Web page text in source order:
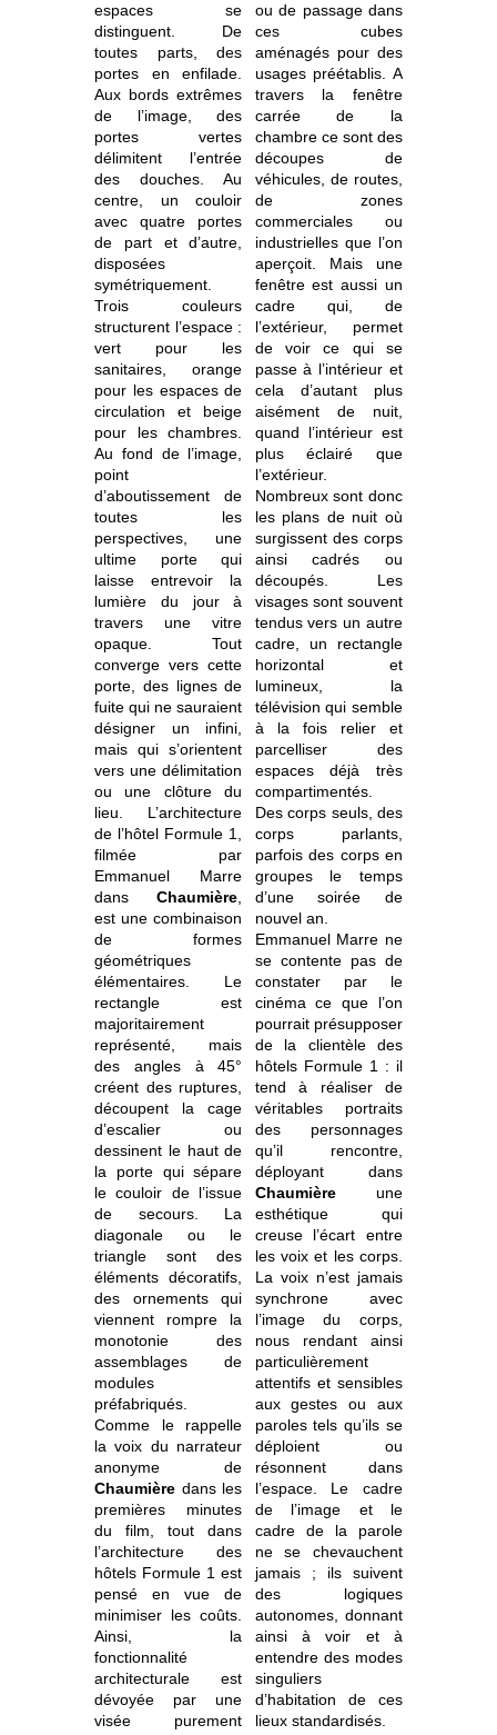
espaces se
distinguent. De
toutes parts, des
portes en enfilade.
Aux bords extrêmes
de l’image, des
portes vertes
délimitent l’entrée
des douches. Au
centre, un couloir
avec quatre portes
de part et d’autre,
disposées
symétriquement.
Trois couleurs
structurent l’espace :
vert pour les
sanitaires, orange
pour les espaces de
circulation et beige
pour les chambres.
Au fond de l’image,
point
d’aboutissement de
toutes les
perspectives, une
ultime porte qui
laisse entrevoir la
lumière du jour à
travers une vitre
opaque. Tout
converge vers cette
porte, des lignes de
fuite qui ne sauraient
désigner un infini,
mais qui s’orientent
vers une délimitation
ou une clôture du
lieu. L’architecture
de l’hôtel Formule 1,
filmée par
Emmanuel Marre
dansChaumière,
est une combinaison
de formes
géométriques
élémentaires. Le
rectangle est
majoritairement
représenté, mais
des angles à 45°
créent des ruptures,
découpent la cage
d’escalier ou
dessinent le haut de
la porte qui sépare
le couloir de l’issue
de secours. La
diagonale ou le
triangle sont des
éléments décoratifs,
des ornements qui
viennent rompre la
monotonie des
assemblages de
modules
préfabriqués.
Comme le rappelle
la voix du narrateur
anonyme de
Chaumière dans les
premières minutes
du film, tout dans
l’architecture des
hôtels Formule 1 est
pensé en vue de
minimiser les coûts.
Ainsi, la
fonctionnalité
architecturale est
dévoyée par une
visée purement
ou de passage dans
ces cubes
aménagés pour des
usages préétablis. A
travers la fenêtre
carrée de la
chambre ce sont des
découpes de
véhicules, de routes,
de zones
commerciales ou
industrielles que l’on
aperçoit. Mais une
fenêtre est aussi un
cadre qui, de
l’extérieur, permet
de voir ce qui se
passe à l’intérieur et
cela d’autant plus
aisément de nuit,
quand l’intérieur est
plus éclairé que
l’extérieur.
Nombreux sont donc
les plans de nuit où
surgissent des corps
ainsi cadrés ou
découpés. Les
visages sont souvent
tendus vers un autre
cadre, un rectangle
horizontal et
lumineux, la
télévision qui semble
à la fois relier et
parcelliser des
espaces déjà très
compartimentés.
Des corps seuls, des
corps parlants,
parfois des corps en
groupes le temps
d’une soirée de
nouvel an.
Emmanuel Marre ne
se contente pas de
constater par le
cinéma ce que l’on
pourrait présupposer
de la clientèle des
hôtels Formule 1 : il
tend à réaliser de
véritables portraits
des personnages
qu’il rencontre,
déployant dans
Chaumièreune
esthétique qui
creuse l’écart entre
les voix et les corps.
La voix n’est jamais
synchrone avec
l’image du corps,
nous rendant ainsi
particulièrement
attentifs et sensibles
aux gestes ou aux
paroles tels qu’ils se
déploient ou
résonnent dans
l’espace. Le cadre
de l’image et le
cadre de la parole
ne se chevauchent
jamais ; ils suivent
des logiques
autonomes, donnant
ainsi à voir et à
entendre des modes
singuliers
d’habitation de ces
lieux standardisés.